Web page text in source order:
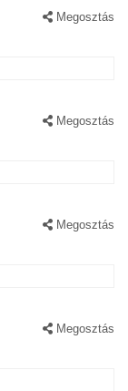
Megosztás
Megosztás
Megosztás
Megosztás